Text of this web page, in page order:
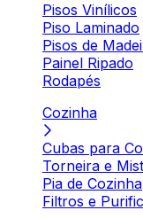
Pisos Vinílicos
Piso Laminado
Pisos de
Painel Ripado
Rodapés
Cozinha
Cubas para
Torneira e
Pia de Cozinha
Filtros e